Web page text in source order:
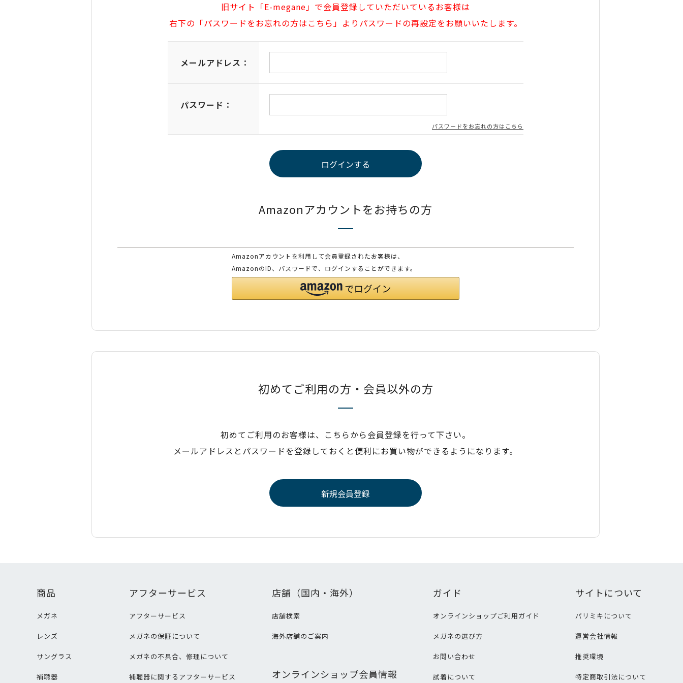
旧サイト「E-megane」で会員登録していただいているお客様は
右下の「パスワードをお忘れの方はこちら」よりパスワードの再設定をお願いいたします。
メールアドレス：
パスワード：
パスワードをお忘れの方はこちら
Amazonアカウントをお持ちの方
Amazonアカウントを利用して会員登録されたお客様は、
AmazonのID、パスワードで、ログインすることができます。
初めてご利用の方・会員以外の方
初めてご利用のお客様は、こちらから会員登録を行って下さい。
メールアドレスとパスワードを登録しておくと便利にお買い物ができるようになります。
商品
メガネ
レンズ
サングラス
補聴器
アフターサービス
アフターサービス
メガネの保証について
メガネの不具合、修理について
補聴器に関するアフターサービス
店舗（国内・海外）
店舗検索
海外店舗のご案内
オンラインショップ会員情報
ガイド
オンラインショップご利用ガイド
メガネの選び方
お問い合わせ
試着について
サイトについて
パリミキについて
運営会社情報
推奨環境
特定商取引法について